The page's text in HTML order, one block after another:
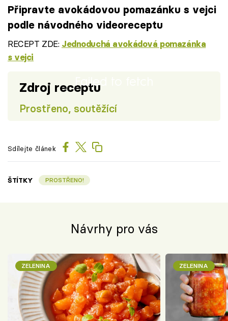
Připravte avokádovou pomazánku s vejci
podle návodného videoreceptu
RECEPT ZDE: Jednoduchá avokádová pomazánka
s vejci
Failed to fetch
Zdroj receptu
Prostřeno, soutěžící
Sdílejte článek
ŠTÍTKY PROSTŘENO!
Návrhy pro vás
ZELENINA ZELENINA